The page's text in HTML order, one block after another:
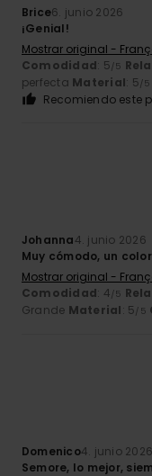
Brice6. junio 2026
¡Genial!
Mostrar original -
Comodidad: 5/5
perfecta Material: 5/5
Recomiendo este
Johanna4. junio 2026
Muy cómodo, un
Mostrar original -
Comodidad: 4/5
Grande Material: 5/5
Domenico4. junio 2026
Semore, lo mejor,